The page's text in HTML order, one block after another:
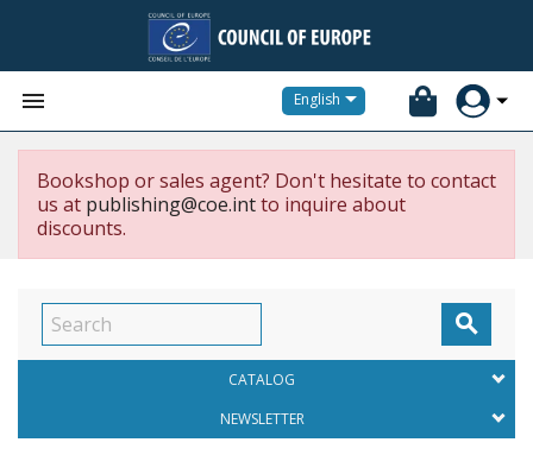
 English
Bookshop or sales agent? Don't hesitate to contact
us at publishing@coe.intto inquire about
discounts.

CATALOG
NEWSLETTER